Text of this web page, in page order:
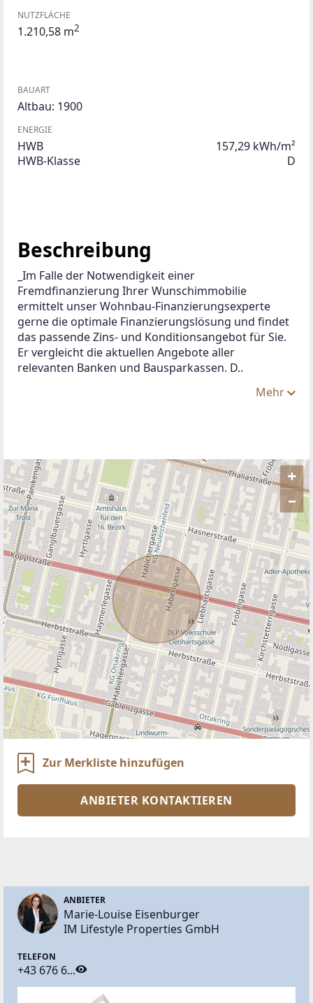
NUTZFLÄCHE
1.210,58 m2
BAUART
Altbau: 1900
ENERGIE
HWB
157,29 kWh/m²
HWB-Klasse
D
Beschreibung
_Im Falle der Notwendigkeit einer
Fremdfinanzierung Ihrer Wunschimmobilie
ermittelt unser Wohnbau-Finanzierungsexperte
gerne die optimale Finanzierungslösung und findet
das passende Zins- und Konditionsangebot für Sie.
Er vergleicht die aktuellen Angebote aller
relevanten Banken und Bausparkassen. D..
Mehr
+
–
ANBIETER KONTAKTIEREN
Zur Merkliste hinzufügen
ANBIETER KONTAKTIEREN
ANBIETER
Marie-Louise Eisenburger
IM Lifestyle Properties GmbH
TELEFON
+43 676 6...